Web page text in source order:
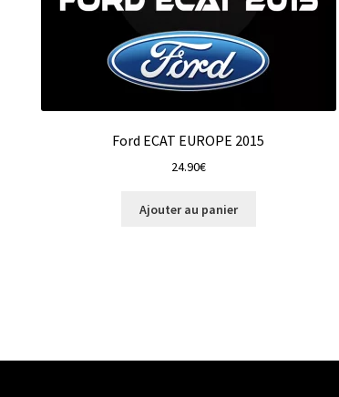
Ford ECAT EUROPE 2015
24.90€
Ajouter au panier